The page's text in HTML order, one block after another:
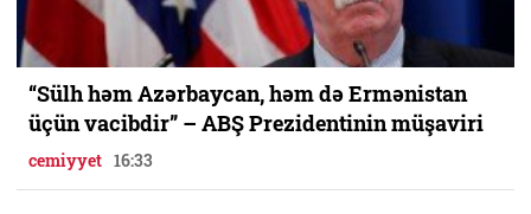
“Sülh həm Azərbaycan, həm də Ermənistan
üçün vacibdir” – ABŞ Prezidentinin müşaviri
cemiyyet 16:33